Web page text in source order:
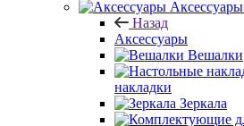
Аксессуары
Назад
Аксессуары
Вешалки
накладки
Зеркала